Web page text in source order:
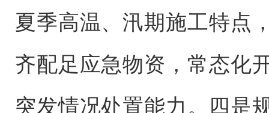
夏季高温、汛期施工特点
齐配足应急物资，常态化
突发情况处置能力。四是